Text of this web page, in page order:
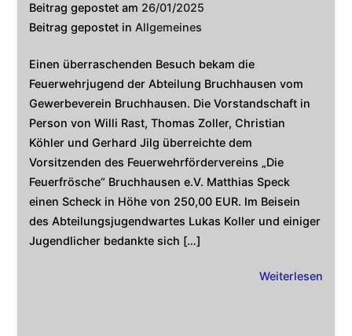
Beitrag gepostet am 26/01/2025
Beitrag gepostet inAllgemeines
Einen überraschenden Besuch bekam die
Feuerwehrjugend der Abteilung Bruchhausen vom
Gewerbeverein Bruchhausen. Die Vorstandschaft in
Person von Willi Rast, Thomas Zoller, Christian
Köhler und Gerhard Jilg überreichte dem
Vorsitzenden des Feuerwehrfördervereins „Die
Feuerfrösche“ Bruchhausen e.V. Matthias Speck
einen Scheck in Höhe von 250,00 EUR. Im Beisein
des Abteilungsjugendwartes Lukas Koller und einiger
Jugendlicher bedankte sich […]
Weiterlesen